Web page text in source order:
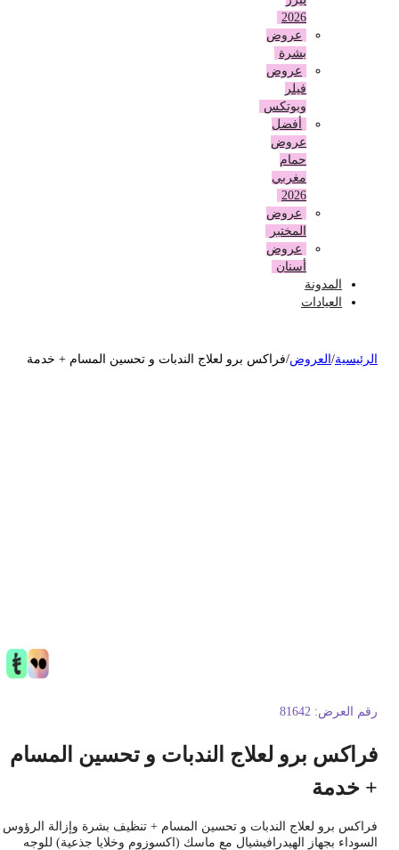
عروض
بشرة
عروض
وبوتكس
أفضل
عروض
حمام
مغربي
عروض
المختبر
عروض
أسنان
المدونة
العيادات
/العروض فراكس برو لعلاج الندبات و تحسين المسام + خدمة
العرض: 81642
برو لعلاج الندبات و تحسين المسام
خدمة
برو لعلاج الندبات و تحسين المسام + تنظيف بشرة وإزالة الرؤوس
بجهاز الهيدرافيشيال مع ماسك (اكسوزوم وخلايا جذعية) للوجه